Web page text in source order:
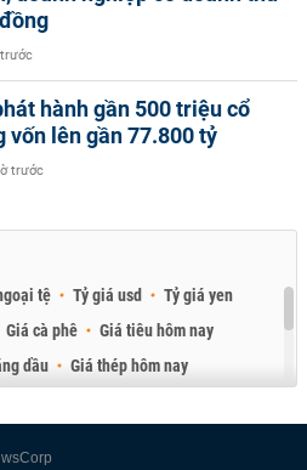
hành gần 500 triệu cổ
vốn lên gần 77.800 tỷ
trước
tệ Tỷ giá usd
Tỷ giá yen
Giá cà phê
Giá tiêu hôm nay
dầu
Giá thép hôm nay